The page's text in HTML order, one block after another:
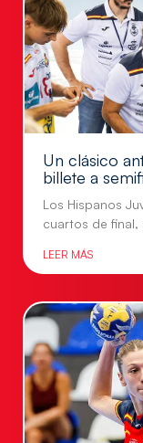
Un clásico
billete a
Los Hispanos
cuartos de final,
LEER MÁS